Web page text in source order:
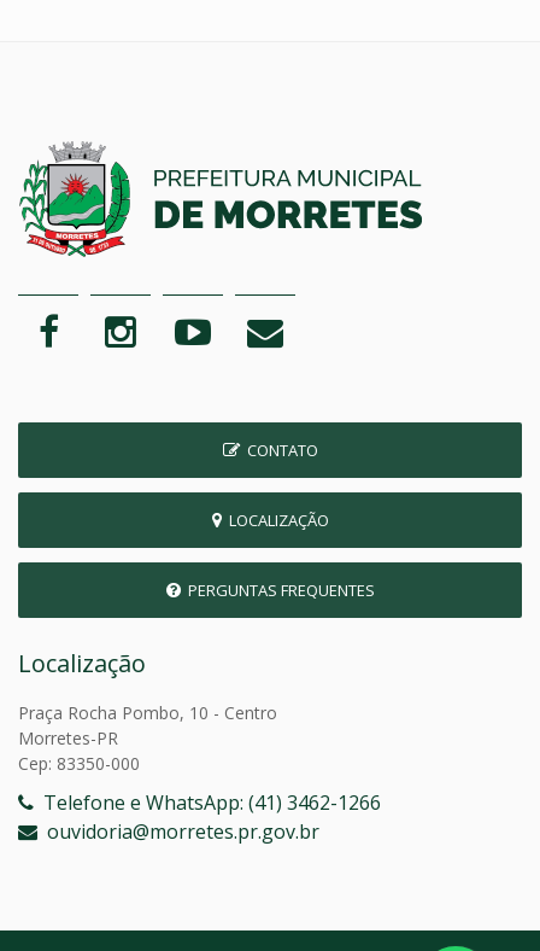
CONTATO
LOCALIZAÇÃO
PERGUNTAS FREQUENTES
Localização
Praça Rocha Pombo, 10 - Centro
Morretes-PR
Cep: 83350-000
Telefone e WhatsApp: (41) 3462-1266
ouvidoria@morretes.pr.gov.br